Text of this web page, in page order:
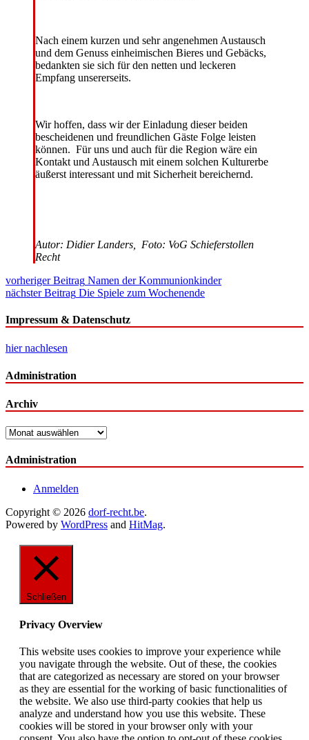
Nach einem kurzen und sehr angenehmen Austausch
und dem Genuss einheimischen Bieres und Gebäcks,
bedankten sie sich für den netten und leckeren
Empfang unsererseits.
Wir hoffen, dass wir der Einladung dieser beiden
bescheidenen und freundlichen Gäste Folge leisten
können. Für uns und auch für die Region wäre ein
Kontakt und Austausch mit einem solchen Kulturerbe
äußerst interessant und mit Sicherheit bereichernd.
Autor: Didier Landers, Foto: VoG Schieferstollen
Recht
Beitragsnavigation
vorheriger Beitrag Namen der Kommunionkinder
nächster Beitrag Die Spiele zum Wochenende
Impressum & Datenschutz
hier nachlesen
Administration
Archiv
Archiv
Administration
Anmelden
Copyright © 2026 dorf-recht.be.
Powered by WordPress and HitMag.
Schließen
Privacy Overview
This website uses cookies to improve your experience while
you navigate through the website. Out of these, the cookies
that are categorized as necessary are stored on your browser
as they are essential for the working of basic functionalities of
the website. We also use third-party cookies that help us
analyze and understand how you use this website. These
cookies will be stored in your browser only with your